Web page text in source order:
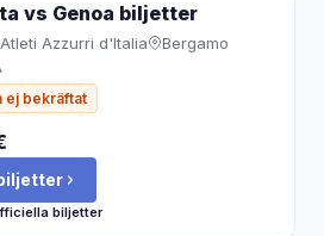
vs Genoa biljetter
Azzurri d'Italia
Bergamo
ej bekräftat
biljetter